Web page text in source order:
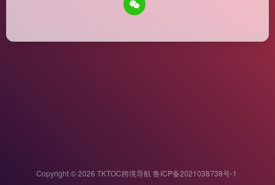
Copyright © 2026 TKTOC跨境导航 鲁ICP备2021038738号-1